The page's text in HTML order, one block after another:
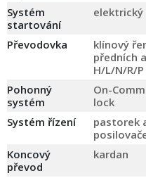
Systém
startování
elektrický
Převodovka
klínový
předních
H/L/N/R/P
Pohonný
systém
On-
lock
Systém řízení
pastorek
Koncový
převod
kardan